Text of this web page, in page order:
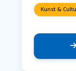
Kunst &